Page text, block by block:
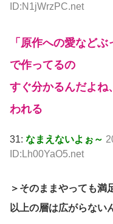
ID:N1jWrzPC.net
「原作への愛など
で作ってるの
すぐ分かるんだよね
われる
31: なまえないよぉ～
ID:Lh00YaO5.net
＞そのままやっても満
以上の層は広がらない